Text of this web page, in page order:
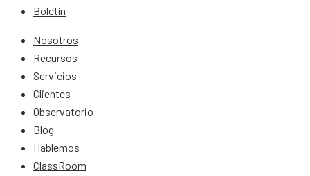
Boletín
Nosotros
Recursos
Servicios
Clientes
Observatorio
Blog
Hablemos
ClassRoom